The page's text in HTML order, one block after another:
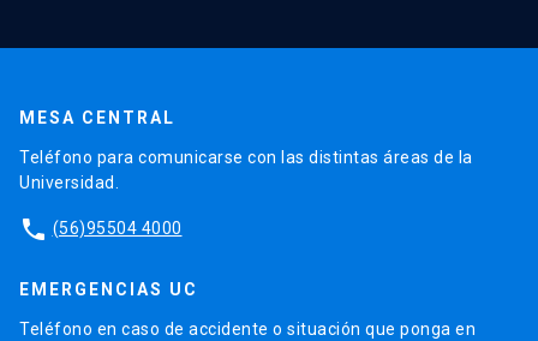
MESA CENTRAL
Teléfono para comunicarse con las distintas áreas de la
Universidad.
phone (56)95504 4000
EMERGENCIAS UC
Teléfono en caso de accidente o situación que ponga en